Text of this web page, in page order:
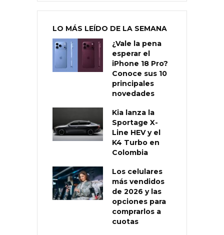
LO MÁS LEÍDO DE LA SEMANA
¿Vale la pena
esperar el
iPhone 18 Pro?
Conoce sus 10
principales
novedades
Kia lanza la
Sportage X-
Line HEV y el
K4 Turbo en
Colombia
Los celulares
más vendidos
de 2026 y las
opciones para
comprarlos a
cuotas